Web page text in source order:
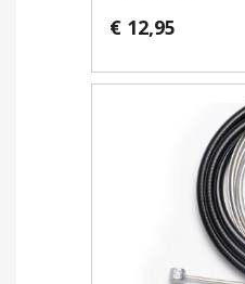
€ 12,95